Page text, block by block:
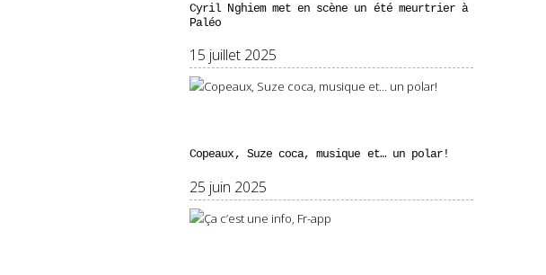
Cyril Nghiem met en scène un été meurtrier à
Paléo
15 juillet 2025
Copeaux, Suze coca, musique et… un polar!
25 juin 2025